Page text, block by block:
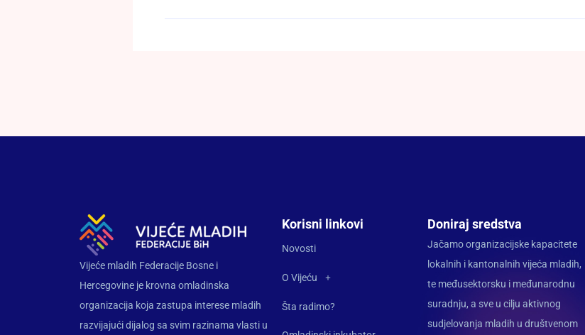
Vijeće mladih Federacije Bosne i
Hercegovine je krovna omladinska
organizacija koja zastupa interese mladih
razvijajući dijalog sa svim razinama vlasti u
Korisni linkovi
Novosti
O Vijeću
Šta radimo?
Doniraj sredstva
Jačamo organizacijske kapacitete
lokalnih i kantonalnih vijeća mladih,
te međusektorsku i međunarodnu
suradnju, a sve u cilju aktivnog
sudjelovanja mladih u društvenom